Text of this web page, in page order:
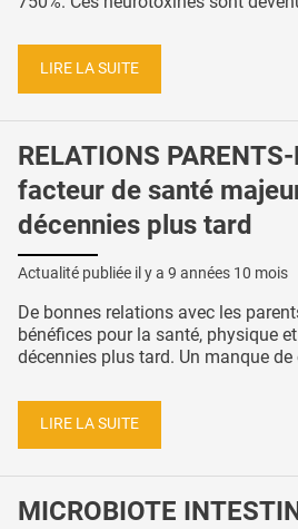
LIRE LA SUITE
RELATIONS
facteur de santé
décennies plus tard
Actualité publiée il y a 9 années 10 mois
De bonnes relations avec les
bénéfices pour la santé, physique
décennies plus tard. Un manque de
LIRE LA SUITE
MICROBIOTE